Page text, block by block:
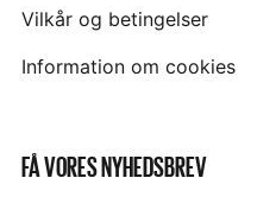
Vilkår og betingelser
Information om cookies
FÅ VORES NYHEDSBREV